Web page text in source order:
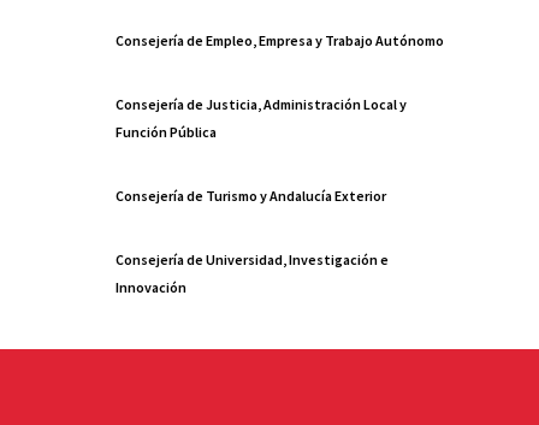
Consejería de Empleo, Empresa y Trabajo Autónomo
Consejería de Justicia, Administración Local y
Función Pública
Consejería de Turismo y Andalucía Exterior
Consejería de Universidad, Investigación e
Innovación